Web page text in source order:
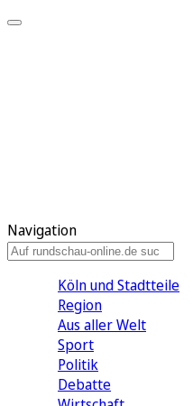
Navigation
Köln und Stadtteile
Region
Aus aller Welt
Sport
Politik
Debatte